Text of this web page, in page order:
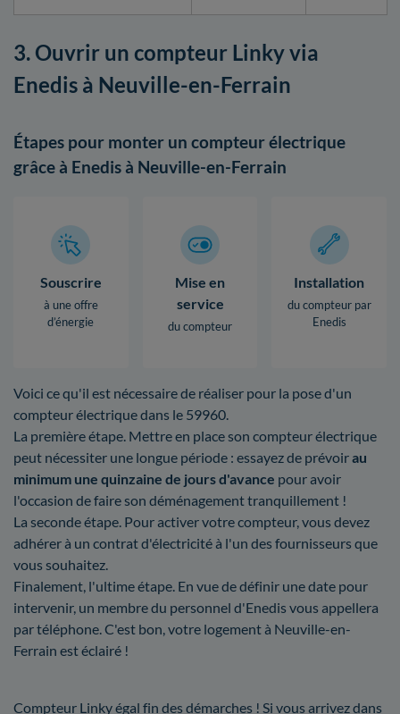
3. Ouvrir un compteur Linky via
Enedis à Neuville-en-Ferrain
Étapes pour monter un compteur électrique
grâce à Enedis à Neuville-en-Ferrain
Souscrire
à une offre
d’énergie
Mise en
service
du compteur
Installation
du compteur par
Enedis
Voici ce qu'il est nécessaire de réaliser pour la pose d'un
compteur électrique dans le 59960.
La première étape. Mettre en place son compteur électrique
peut nécessiter une longue période : essayez de prévoirau
minimum une quinzaine de jours d'avance pour avoir
l'occasion de faire son déménagement tranquillement !
La seconde étape. Pour activer votre compteur, vous devez
adhérer à un contrat d'électricité à l'un des fournisseurs que
vous souhaitez.
Finalement, l'ultime étape. En vue de définir une date pour
intervenir, un membre du personnel d'Enedis vous appellera
par téléphone. C'est bon, votre logement à Neuville-en-
Ferrain est éclairé !
Compteur Linky égal fin des démarches ! Si vous arrivez dans